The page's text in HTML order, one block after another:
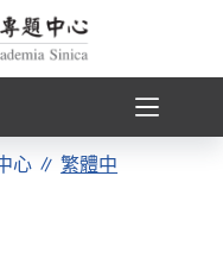
心 ∥繁體中